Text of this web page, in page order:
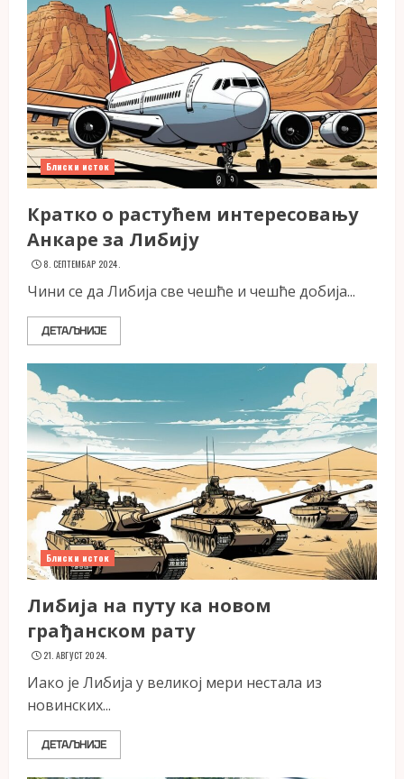
Блиски исток
Кратко о растућем интересовању
Анкаре за Либију
8. СЕПТЕМБАР 2024.
Чини се да Либија све чешће и чешће добија...
ДЕТАЉНИЈЕ
Блиски исток
Либија на путу ка новом
грађанском рату
21. АВГУСТ 2024.
Иако је Либија у великој мери нестала из
новинских...
ДЕТАЉНИЈЕ